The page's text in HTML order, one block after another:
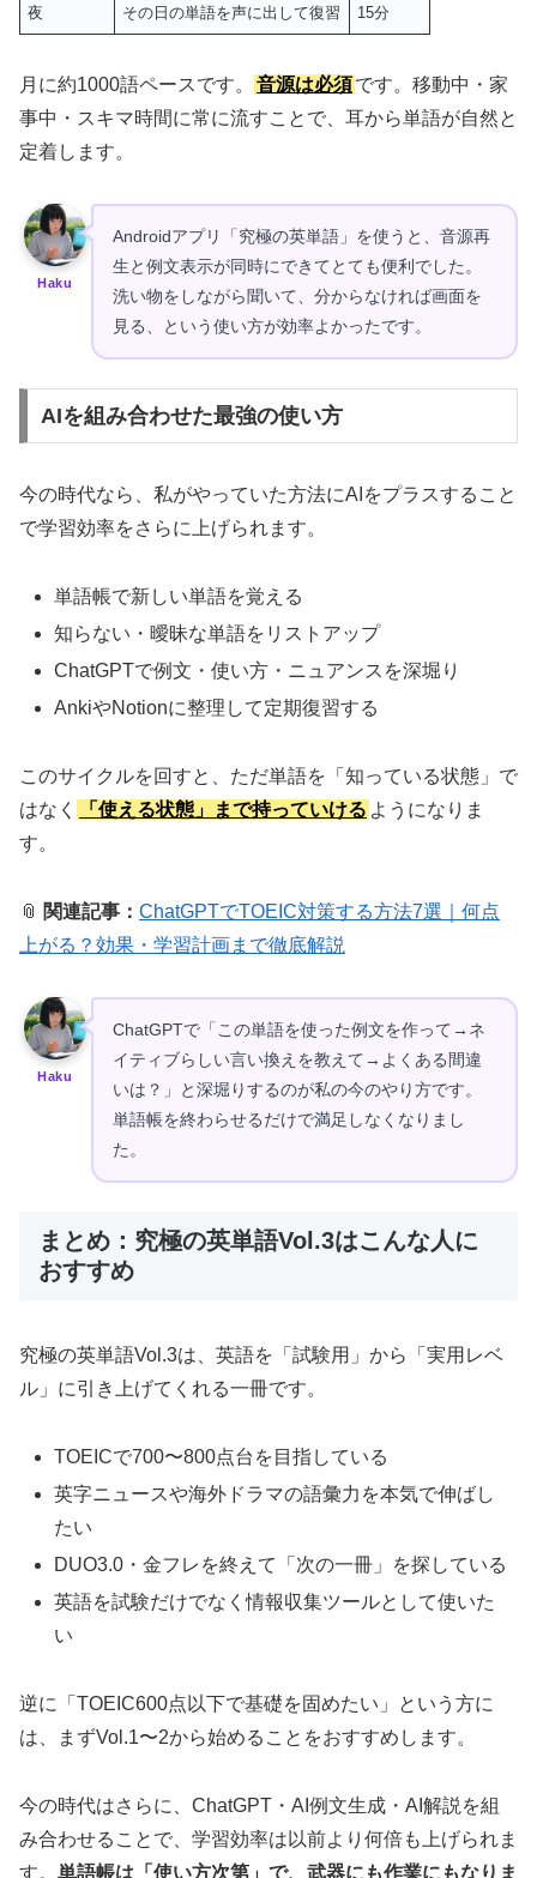
夜 その日の単語を声に出して復習 15分
月に約1000語ペースです。 音源は必須です。移動中・家
事中・スキマ時間に常に流すことで、耳から単語が自然と
定着します。
Haku
Androidアプリ「究極の英単語」を使うと、音源再
生と例文表示が同時にできてとても便利でした。
洗い物をしながら聞いて、分からなければ画面を
見る、という使い方が効率よかったです。
AIを組み合わせた最強の使い方
今の時代なら、私がやっていた方法にAIをプラスすること
で学習効率をさらに上げられます。
単語帳で新しい単語を覚える
知らない・曖昧な単語をリストアップ
ChatGPTで例文・使い方・ニュアンスを深堀り
AnkiやNotionに整理して定期復習する
このサイクルを回すと、ただ単語を「知っている状態」で
はなく
「使える状態」まで持っていける ようになりま
す。
📎 関連記事： ChatGPTでTOEIC対策する方法7選｜何点
上がる？効果・学習計画まで徹底解説
Haku
ChatGPTで「この単語を使った例文を作って→ネ
イティブらしい言い換えを教えて→よくある間違
いは？」と深堀りするのが私の今のやり方です。
単語帳を終わらせるだけで満足しなくなりまし
た。
まとめ：究極の英単語Vol.3はこんな人に
おすすめ
究極の英単語Vol.3は、英語を「試験用」から「実用レベ
ル」に引き上げてくれる一冊です。
TOEICで700〜800点台を目指している
英字ニュースや海外ドラマの語彙力を本気で伸ばし
たい
DUO3.0・金フレを終えて「次の一冊」を探している
英語を試験だけでなく情報収集ツールとして使いた
い
逆に「TOEIC600点以下で基礎を固めたい」という方に
は、まずVol.1〜2から始めることをおすすめします。
今の時代はさらに、ChatGPT・AI例文生成・AI解説を組
み合わせることで、学習効率は以前より何倍も上げられま
す。 単語帳は「使い方次第」で、武器にも作業にもなりま